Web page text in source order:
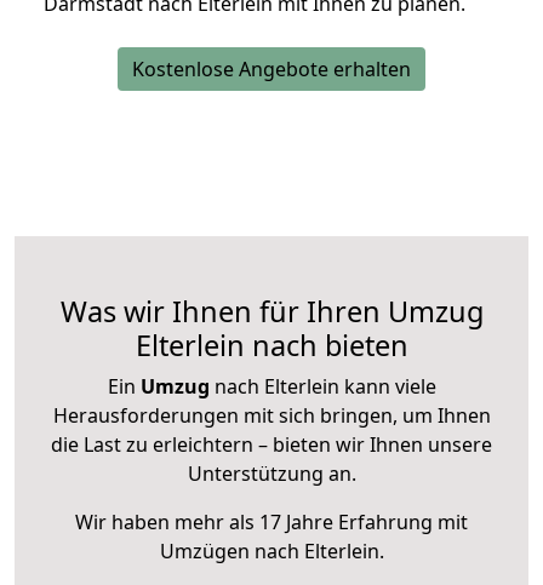
Kostenlose Angebote erhalten
Was wir Ihnen für Ihren Umzug
Elterlein nach bieten
Ein Umzug nach Elterlein kann viele
Herausforderungen mit sich bringen, um Ihnen
die Last zu erleichtern – bieten wir Ihnen unsere
Unterstützung an.
Wir haben mehr als 17 Jahre Erfahrung mit
Umzügen nach Elterlein.